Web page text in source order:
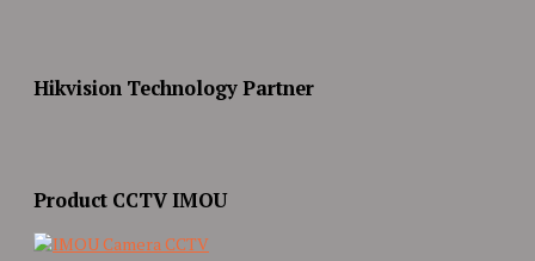
Hikvision Technology Partner
Product CCTV IMOU